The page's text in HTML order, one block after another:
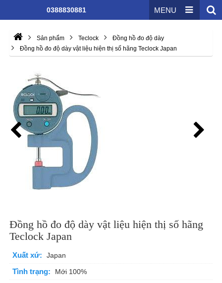
0388830881 MENU
Sản phẩm Teclock
Đồng hồ đo độ dày
Đồng hồ đo độ dày vật liệu hiện thị số hãng Teclock Japan
Đồng hồ đo độ dày vật liệu hiện thị số hãng
Teclock Japan
Xuất xứ: Japan
Tình trạng: Mới 100%